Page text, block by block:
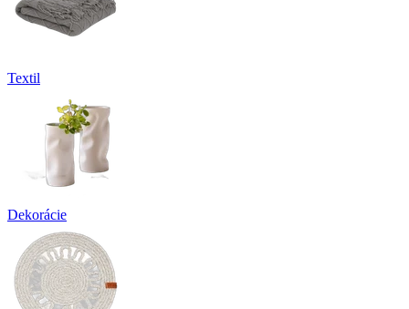
Textil
Dekorácie